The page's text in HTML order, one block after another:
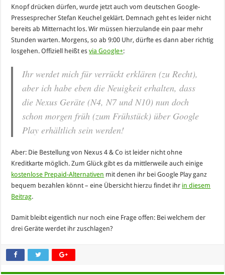
Knopf drücken dürfen, wurde jetzt auch vom deutschen Google-
Pressesprecher Stefan Keuchel geklärt. Demnach geht es leider nicht
bereits ab Mitternacht los. Wir müssen hierzulande ein paar mehr
Stunden warten. Morgens, so ab 9:00 Uhr, dürfte es dann aber richtig
losgehen. Offiziell heißt esvia Google+:
Ihr werdet mich für verrückt erklären (zu Recht),
aber ich habe eben die Neuigkeit erhalten, dass
die Nexus Geräte (N4, N7 und N10) nun doch
schon morgen früh (zum Frühstück) über Google
Play erhältlich sein werden!
Aber: Die Bestellung von Nexus 4 & Co ist leider nicht ohne
Kreditkarte möglich. Zum Glück gibt es da mittlerweile auch einige
kostenlose Prepaid-Alternativen mit denen ihr bei Google Play ganz
bequem bezahlen könnt – eine Übersicht hierzu findet ihr in diesem
Beitrag.
Damit bleibt eigentlich nur noch eine Frage offen: Bei welchem der
drei Geräte werdet ihr zuschlagen?